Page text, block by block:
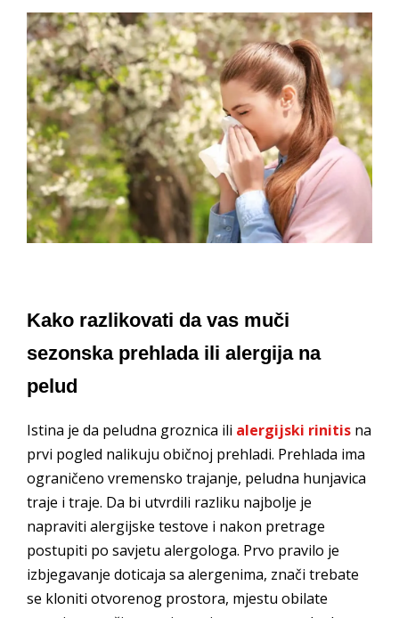
Kako razlikovati da vas muči
sezonska prehlada ili alergija na
pelud
Istina je da peludna groznica ili alergijski rinitis na
prvi pogled nalikuju običnoj prehladi. Prehlada ima
ograničeno vremensko trajanje, peludna hunjavica
traje i traje. Da bi utvrdili razliku najbolje je
napraviti alergijske testove i nakon pretrage
postupiti po savjetu alergologa. Prvo pravilo je
izbjegavanje doticaja sa alergenima, znači trebate
se kloniti otvorenog prostora, mjestu obilate